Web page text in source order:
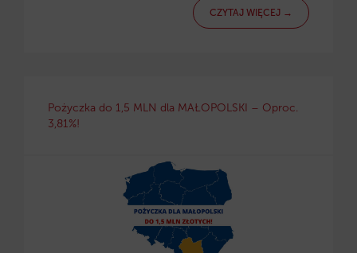
CZYTAJ WIĘCEJ →
Pożyczka do 1,5 MLN dla MAŁOPOLSKI – Oproc.
3,81%!